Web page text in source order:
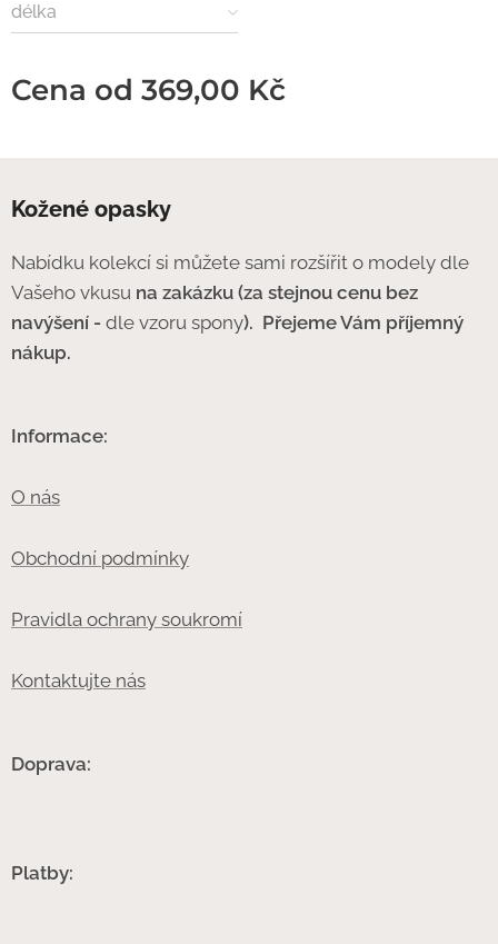
délka
Cena od 369,00 Kč
Kožené opasky
Nabídku kolekcí si můžete sami rozšířit o modely dle
Vašeho vkusu na zakázku (za stejnou cenu bez
navýšení - dle vzoru spony). Přejeme Vám příjemný
nákup.
Informace:
O nás
Obchodní podmínky
Pravidla ochrany soukromí
Kontaktujte nás
Doprava:
Platby: